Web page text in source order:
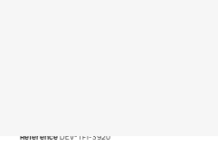
RéférenceDEV-TF1-3920